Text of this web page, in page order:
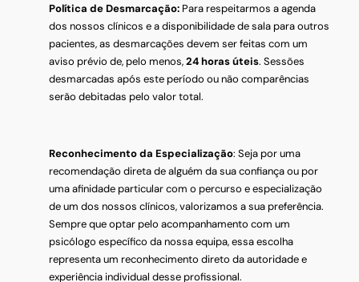
Política de Desmarcação: Para respeitarmos a agenda
dos nossos clínicos e a disponibilidade de sala para outros
pacientes, as desmarcações devem ser feitas com um
aviso prévio de, pelo menos,24 horas úteis. Sessões
desmarcadas após este período ou não comparências
serão debitadas pelo valor total.
Reconhecimento da Especialização: Seja por uma
recomendação direta de alguém da sua confiança ou por
uma afinidade particular com o percurso e especialização
de um dos nossos clínicos, valorizamos a sua preferência.
Sempre que optar pelo acompanhamento com um
psicólogo específico da nossa equipa, essa escolha
representa um reconhecimento direto da autoridade e
experiência individual desse profissional.